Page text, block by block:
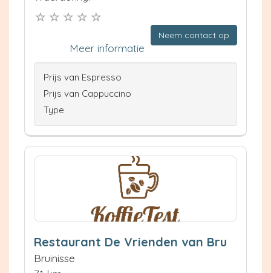
Neem contact op
Meer informatie
Prijs van Espresso
Prijs van Cappuccino
Type
Restaurant De Vrienden van Bru
Bruinisse